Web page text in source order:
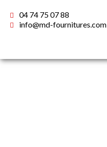
04 74 75 07 88
info@md-fournitures.com